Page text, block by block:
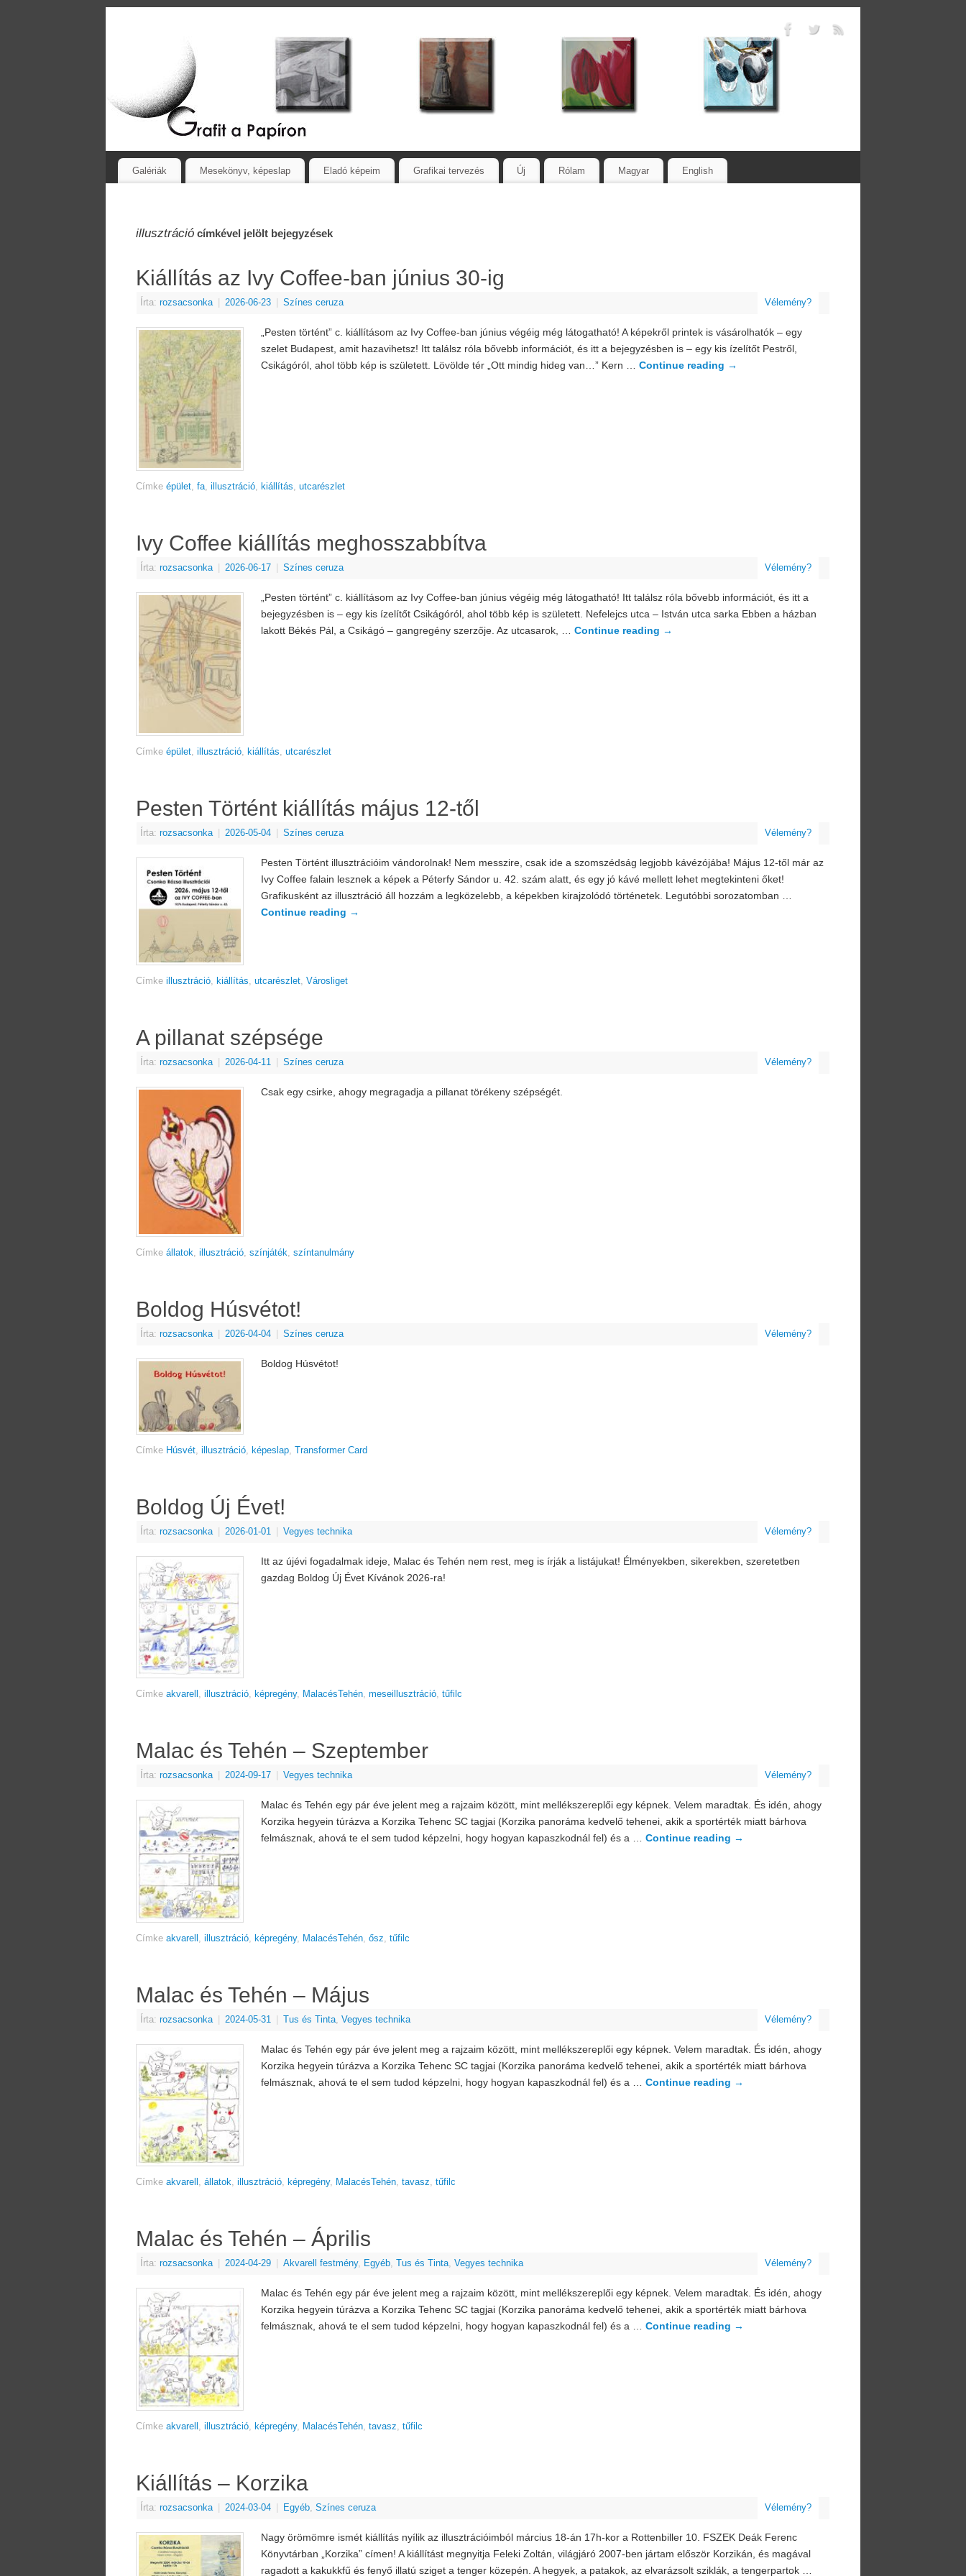
Galériák Mesekönyv, képeslap Eladó képeim Grafikai tervezés Új Rólam Magyar English
illusztráció címkével jelölt bejegyzések
Kiállítás az Ivy Coffee-ban június 30-ig
Írta: rozsacsonka 2026-06-23 Színes ceruza Vélemény?
„Pesten történt” c. kiállításom az Ivy Coffee-ban június végéig még látogatható! A képekről printek is vásárolhatók – egy
szelet Budapest, amit hazavihetsz! Itt találsz róla bővebb információt, és itt a bejegyzésben is – egy kis ízelítőt Pestről,
Csikágóról, ahol több kép is született. Lövölde tér „Ott mindig hideg van…” Kern … Continue reading →
Címke épület, fa, illusztráció, kiállítás, utcarészlet
Ivy Coffee kiállítás meghosszabbítva
Írta: rozsacsonka 2026-06-17 Színes ceruza Vélemény?
„Pesten történt” c. kiállításom az Ivy Coffee-ban június végéig még látogatható! Itt találsz róla bővebb információt, és itt a
bejegyzésben is – egy kis ízelítőt Csikágóról, ahol több kép is született. Nefelejcs utca – István utca sarka Ebben a házban
lakott Békés Pál, a Csikágó – gangregény szerzője. Az utcasarok, … Continue reading →
Címke épület, illusztráció, kiállítás, utcarészlet
Pesten Történt kiállítás május 12-től
Írta: rozsacsonka 2026-05-04 Színes ceruza Vélemény?
Pesten Történt illusztrációim vándorolnak! Nem messzire, csak ide a szomszédság legjobb kávézójába! Május 12-től már az
Ivy Coffee falain lesznek a képek a Péterfy Sándor u. 42. szám alatt, és egy jó kávé mellett lehet megtekinteni őket!
Grafikusként az illusztráció áll hozzám a legközelebb, a képekben kirajzolódó történetek. Legutóbbi sorozatomban …
Continue reading →
Címke illusztráció, kiállítás, utcarészlet, Városliget
A pillanat szépsége
Írta: rozsacsonka 2026-04-11 Színes ceruza Vélemény?
Csak egy csirke, ahogy megragadja a pillanat törékeny szépségét.
Címke állatok, illusztráció, színjáték, színtanulmány
Boldog Húsvétot!
Írta: rozsacsonka 2026-04-04 Színes ceruza Vélemény?
Boldog Húsvétot!
Címke Húsvét illusztráció képeslap Transformer Card
Boldog Új Évet!
Írta: rozsacsonka 2026-01-01 Vegyes technika Vélemény?
Itt az újévi fogadalmak ideje, Malac és Tehén nem rest, meg is írják a listájukat! Élményekben, sikerekben, szeretetben
gazdag Boldog Új Évet Kívánok 2026-ra!
Címke akvarell , illusztráció, képregény, MalacésTehén, meseillusztráció, tűfilc
Malac és Tehén – Szeptember
Írta: rozsacsonka 2024-09-17 Vegyes technika Vélemény?
Malac és Tehén egy pár éve jelent meg a rajzaim között, mint mellékszereplői egy képnek. Velem maradtak. És idén, ahogy
Korzika hegyein túrázva a Korzika Tehenc SC tagjai (Korzika panoráma kedvelő tehenei, akik a sportérték miatt bárhova
felmásznak, ahová te el sem tudod képzelni, hogy hogyan kapaszkodnál fel) és a … Continue reading →
Címke akvarell illusztráció képregény, MalacésTehén ősz tűfilc
Malac és Tehén – Május
Írta: rozsacsonka 2024-05-31 Tus és Tinta Vegyes technika Vélemény?
Malac és Tehén egy pár éve jelent meg a rajzaim között, mint mellékszereplői egy képnek. Velem maradtak. És idén, ahogy
Korzika hegyein túrázva a Korzika Tehenc SC tagjai (Korzika panoráma kedvelő tehenei, akik a sportérték miatt bárhova
felmásznak, ahová te el sem tudod képzelni, hogy hogyan kapaszkodnál fel) és a … Continue reading →
Címke akvarell , állatok, illusztráció, képregény, MalacésTehén, tavasz, tűfilc
Malac és Tehén – Április
Írta: rozsacsonka 2024-04-29 Akvarell festmény, Egyéb, Tus és Tinta, Vegyes technika Vélemény?
Malac és Tehén egy pár éve jelent meg a rajzaim között, mint mellékszereplői egy képnek. Velem maradtak. És idén, ahogy
Korzika hegyein túrázva a Korzika Tehenc SC tagjai (Korzika panoráma kedvelő tehenei, akik a sportérték miatt bárhova
felmásznak, ahová te el sem tudod képzelni, hogy hogyan kapaszkodnál fel) és a … Continue reading →
Címke akvarell , illusztráció, képregény, MalacésTehén, tavasz, tűfilc
Kiállítás – Korzika
Írta: rozsacsonka 2024-03-04 Egyéb, Színes ceruza Vélemény?
Nagy örömömre ismét kiállítás nyílik az illusztrációimból március 18-án 17h-kor a Rottenbiller 10. FSZEK Deák Ferenc
Könyvtárban „Korzika” címen! A kiállítást megnyitja Feleki Zoltán, világjáró 2007-ben jártam először Korzikán, és magával
ragadott a kakukkfű és fenyő illatú sziget a tenger közepén. A hegyek, a patakok, az elvarázsolt sziklák, a tengerpartok …